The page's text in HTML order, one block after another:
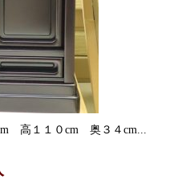
高１１０cm 奥３４cm...